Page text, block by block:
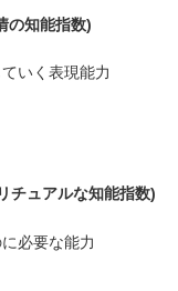
知能指数)
いく表現能力
ュアルな知能指数)
必要な能力